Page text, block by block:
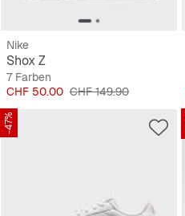
Nike
Shox Z
7 Farben
Preis
CHF 50.00 Originalpreis
CHF 149.90
-47%